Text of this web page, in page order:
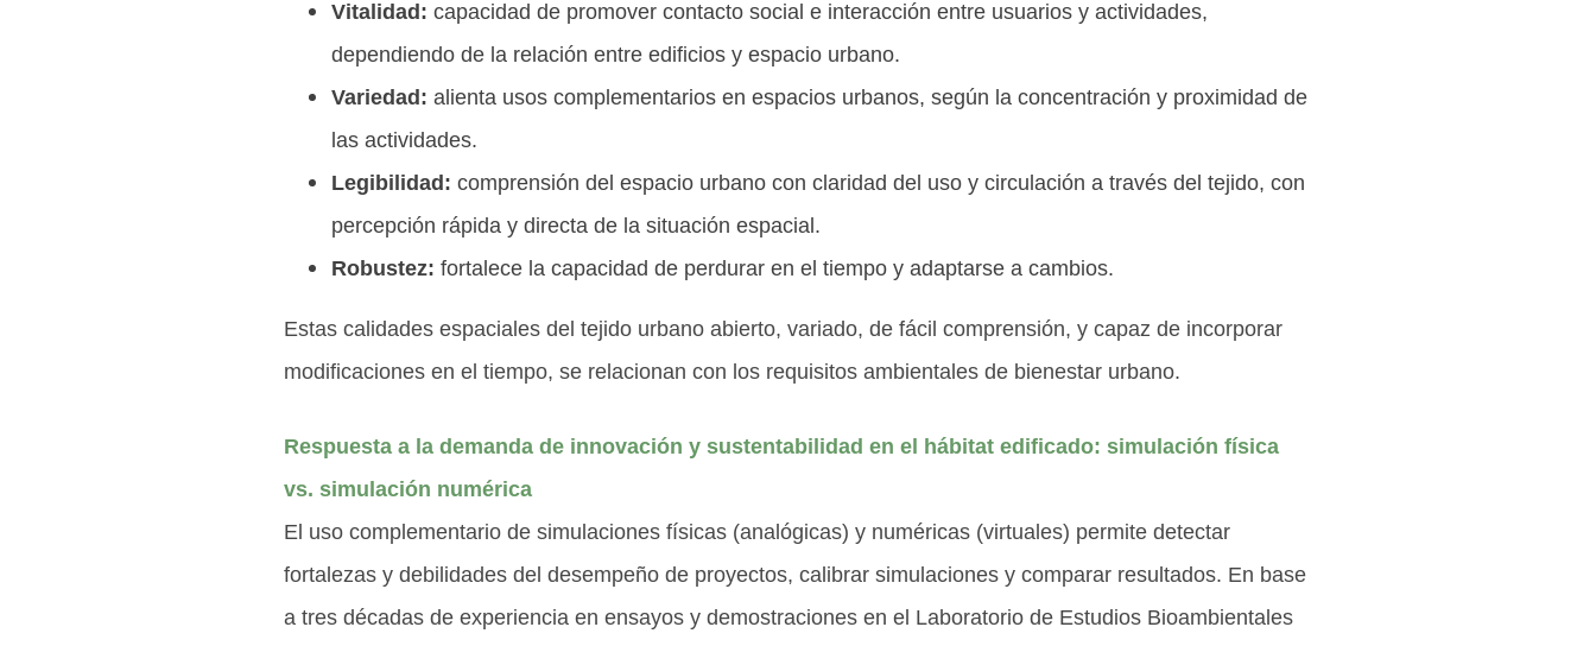
Vitalidad: capacidad de promover contacto social e interacción entre usuarios y actividades,
dependiendo de la relación entre edificios y espacio urbano.
Variedad: alienta usos complementarios en espacios urbanos, según la concentración y proximidad de
las actividades.
Legibilidad: comprensión del espacio urbano con claridad del uso y circulación a través del tejido, con
percepción rápida y directa de la situación espacial.
Robustez: fortalece la capacidad de perdurar en el tiempo y adaptarse a cambios.
Estas calidades espaciales del tejido urbano abierto, variado, de fácil comprensión, y capaz de incorporar
modificaciones en el tiempo, se relacionan con los requisitos ambientales de bienestar urbano.
Respuesta a la demanda de innovación y sustentabilidad en el hábitat edificado: simulación física
vs. simulación numérica
El uso complementario de simulaciones físicas (analógicas) y numéricas (virtuales) permite detectar
fortalezas y debilidades del desempeño de proyectos, calibrar simulaciones y comparar resultados. En base
a tres décadas de experiencia en ensayos y demostraciones en el Laboratorio de Estudios Bioambientales